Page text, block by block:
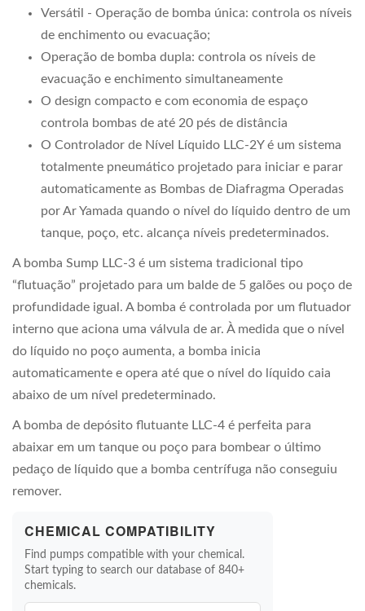
Versátil - Operação de bomba única: controla os níveis
de enchimento ou evacuação;
Operação de bomba dupla: controla os níveis de
evacuação e enchimento simultaneamente
O design compacto e com economia de espaço
controla bombas de até 20 pés de distância
O Controlador de Nível Líquido LLC-2Y é um sistema
totalmente pneumático projetado para iniciar e parar
automaticamente as Bombas de Diafragma Operadas
por Ar Yamada quando o nível do líquido dentro de um
tanque, poço, etc. alcança níveis predeterminados.
A bomba Sump LLC-3 é um sistema tradicional tipo
“flutuação” projetado para um balde de 5 galões ou poço de
profundidade igual. A bomba é controlada por um flutuador
interno que aciona uma válvula de ar. À medida que o nível
do líquido no poço aumenta, a bomba inicia
automaticamente e opera até que o nível do líquido caia
abaixo de um nível predeterminado.
A bomba de depósito flutuante LLC-4 é perfeita para
abaixar em um tanque ou poço para bombear o último
pedaço de líquido que a bomba centrífuga não conseguiu
remover.
CHEMICAL COMPATIBILITY
Find pumps compatible with your chemical.
Start typing to search our database of 840+
chemicals.